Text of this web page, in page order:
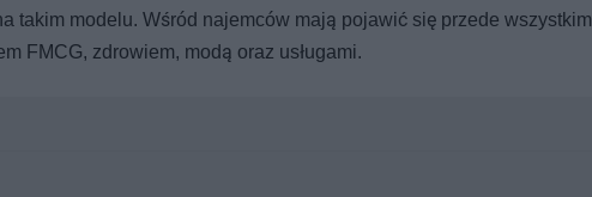
takim modelu. Wśród najemców mają pojawić się przede wszystkim
FMCG, zdrowiem, modą oraz usługami.